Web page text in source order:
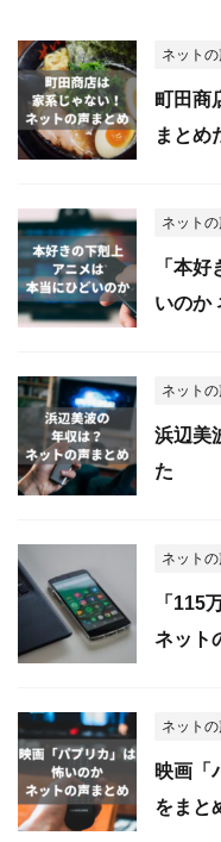
ネットの
町田商
まとめ
ネットの
「本
いのか
ネットの
浜辺美
た
ネットの
「115
ネット
ネットの
映画「
をまと